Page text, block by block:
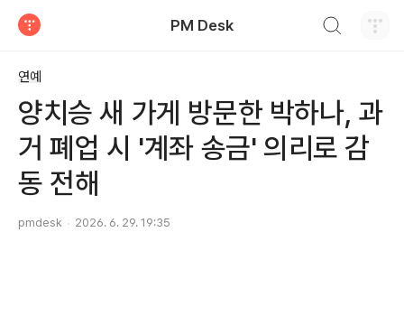
PM Desk
연예
양치승 새 가게 방문한 박하나, 과
거 폐업 시 '계좌 송금' 의리로 감
동 전해
pmdesk 2026. 6. 29. 19:35